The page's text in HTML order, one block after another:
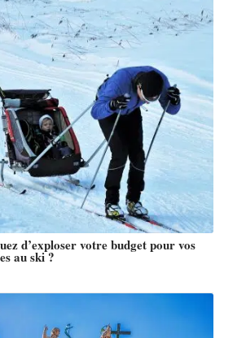
d’exploser votre budget pour vos
au ski ?